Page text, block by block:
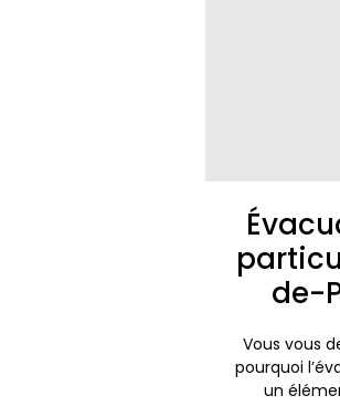
de-
Vous vous
pourquoi
un